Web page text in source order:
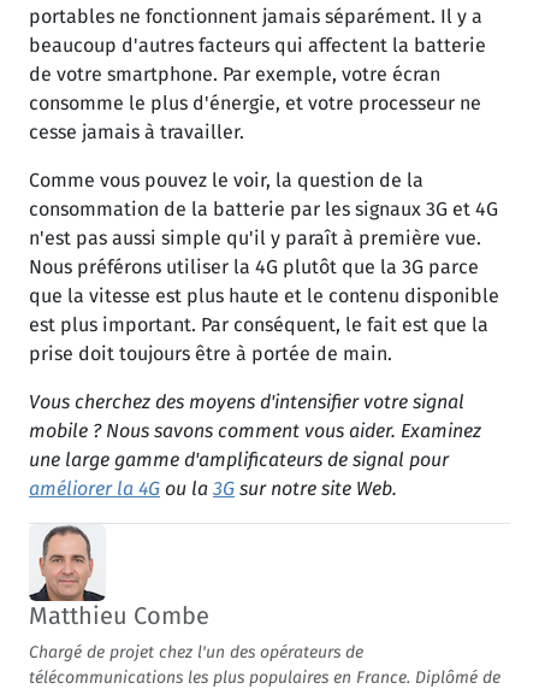
portables ne fonctionnent jamais séparément. Il y a
beaucoup d'autres facteurs qui affectent la batterie
de votre smartphone. Par exemple, votre écran
consomme le plus d'énergie, et votre processeur ne
cesse jamais à travailler.
Comme vous pouvez le voir, la question de la
consommation de la batterie par les signaux 3G et 4G
n'est pas aussi simple qu'il y paraît à première vue.
Nous préférons utiliser la 4G plutôt que la 3G parce
que la vitesse est plus haute et le contenu disponible
est plus important. Par conséquent, le fait est que la
prise doit toujours être à portée de main.
Vous cherchez des moyens d'intensifier votre signal
mobile ? Nous savons comment vous aider. Examinez
une large gamme d'amplificateurs de signal pour
améliorer la 4G ou la 3G sur notre site Web.
Matthieu Combe
Chargé de projet chez l'un des opérateurs de
télécommunications les plus populaires en France. Diplômé de